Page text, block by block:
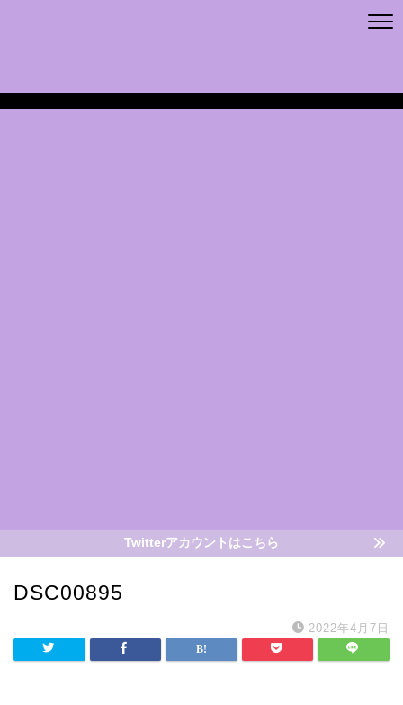
Twitterアカウントはこちら
DSC00895
2022年4月7日